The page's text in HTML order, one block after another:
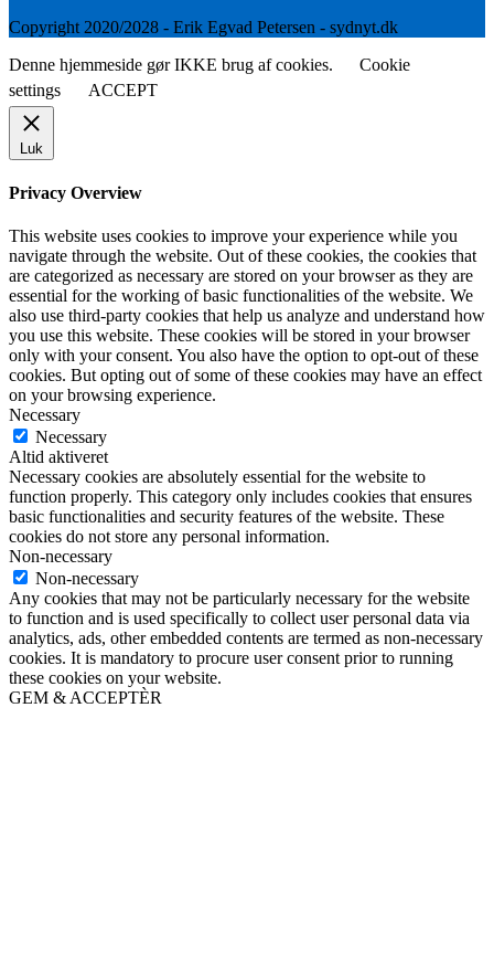
Copyright 2020/2028 - Erik Egvad Petersen - sydnyt.dk
Denne hjemmeside gør IKKE brug af cookies.
Cookie
settings
ACCEPT
Luk
Privacy Overview
This website uses cookies to improve your experience while you
navigate through the website. Out of these cookies, the cookies that
are categorized as necessary are stored on your browser as they are
essential for the working of basic functionalities of the website. We
also use third-party cookies that help us analyze and understand how
you use this website. These cookies will be stored in your browser
only with your consent. You also have the option to opt-out of these
cookies. But opting out of some of these cookies may have an effect
on your browsing experience.
Necessary
Necessary
Altid aktiveret
Necessary cookies are absolutely essential for the website to
function properly. This category only includes cookies that ensures
basic functionalities and security features of the website. These
cookies do not store any personal information.
Non-necessary
Non-necessary
Any cookies that may not be particularly necessary for the website
to function and is used specifically to collect user personal data via
analytics, ads, other embedded contents are termed as non-necessary
cookies. It is mandatory to procure user consent prior to running
these cookies on your website.
GEM & ACCEPTÈR